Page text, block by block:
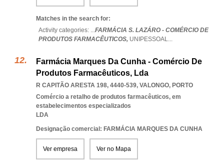
Matches in the search for:
Activity categories: ...FARMÁCIA S. LAZÁRO - COMÉRCIO DE
PRODUTOS FARMACÊUTICOS, UNIPESSOAL...
Farmácia Marques Da Cunha - Comércio De
Produtos Farmacêuticos, Lda
R CAPITÃO ARESTA 198, 4440-539, VALONGO, PORTO
Comércio a retalho de produtos farmacêuticos, em
estabelecimentos especializados
LDA
Designação comercial: FARMÁCIA MARQUES DA CUNHA
Ver empresa Ver no Mapa